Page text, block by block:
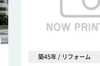
築45年 / リフォーム